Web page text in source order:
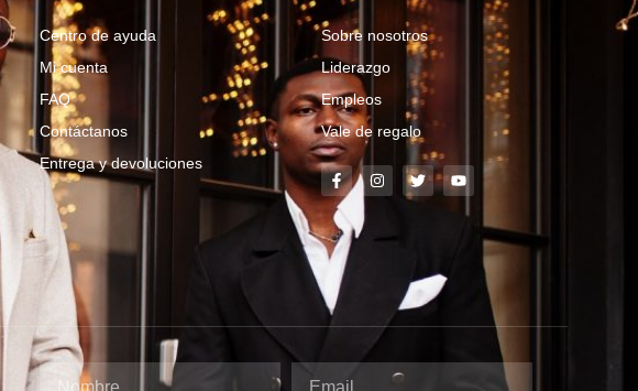
Centro de ayuda
Mi cuenta
FAQ
Contáctanos
Entrega y devoluciones
Sobre nosotros
Liderazgo
Empleos
Vale de regalo